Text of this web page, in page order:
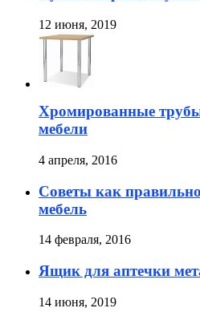
12 июня, 2019
Хромированные
мебели
4 апреля, 2016
Советы как
мебель
14 февраля, 2016
Ящик для аптечки
14 июня, 2019